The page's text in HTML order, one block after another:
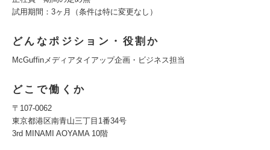
試用期間：3ヶ月（条件は特に変更なし）
どんなポジション・役割か
McGuffinメディアタイアップ企画・ビジネス担当
どこで働くか
〒107-0062
東京都港区南青山三丁目1番34号
3rd MINAMI AOYAMA 10階